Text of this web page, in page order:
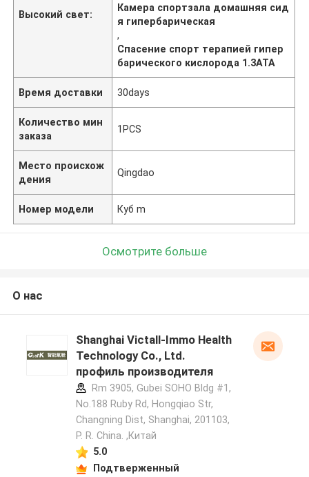
Высокий свет:
Камера спортзала домашняя сид
я гипербарическая
,
Спасение спорт терапией гипер
барического кислорода 1.3ATA
Время доставки 30days
Количество мин
заказа
1PCS
Место происхож
дения
Qingdao
Номер модели Куб m
Осмотрите больше
О нас
Shanghai Victall-Immo Health
Technology Co., Ltd.
профиль производителя
Rm 3905, Gubei SOHO Bldg #1,
No.188 Ruby Rd, Hongqiao Str,
Changning Dist, Shanghai, 201103,
P. R. China. ,Китай
5.0
Подтверженный